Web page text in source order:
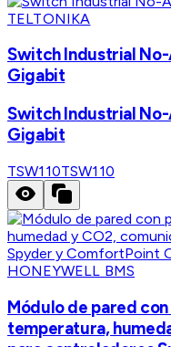
TELTONIKA
Switch Industrial
Gigabit
Switch Industrial
Gigabit
TSW110TSW110
HONEYWELL BMS
Módulo de pared
temperatura,